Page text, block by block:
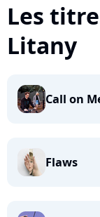
Les
Litany
Call on
Flaws